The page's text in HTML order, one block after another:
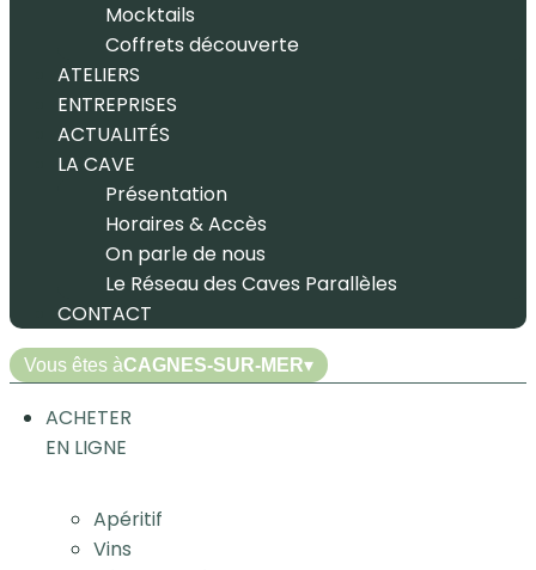
Mocktails
Coffrets découverte
ATELIERS
ENTREPRISES
ACTUALITÉS
LA CAVE
Présentation
Horaires & Accès
On parle de nous
Le Réseau des Caves Parallèles
CONTACT
Vous êtes àCAGNES-SUR-MER▾
ACHETER
EN LIGNE
Apéritif
Vins